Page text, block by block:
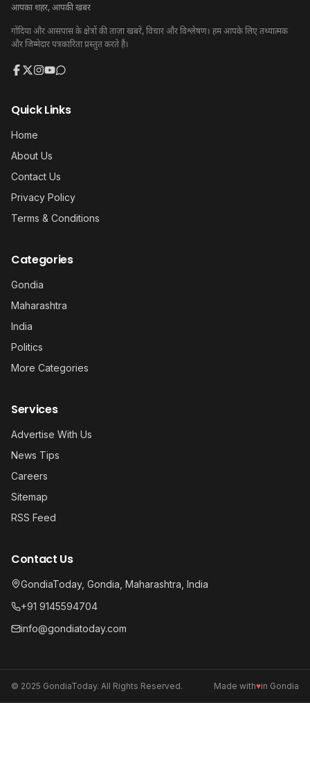
आपका शहर, आपकी खबर
गोंदिया और आसपास के क्षेत्रों की ताज़ा खबरें, विचार और विश्लेषण। हम आपके लिए तथ्यात्मक
और जिम्मेदार पत्रकारिता प्रस्तुत करते हैं।
Quick Links
Home
About Us
Contact Us
Privacy Policy
Terms & Conditions
Categories
Gondia
Maharashtra
India
Politics
More Categories
Services
Advertise With Us
News Tips
Careers
Sitemap
RSS Feed
Contact Us
GondiaToday, Gondia, Maharashtra, India
+91 9145594704
info@gondiatoday.com
© 2025 GondiaToday. All Rights Reserved. Made with♥in Gondia